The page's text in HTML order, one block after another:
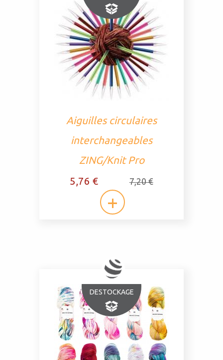
Aiguilles circulaires
interchangeables
ZING/Knit Pro
5,76 €
7,20 €
DESTOCKAGE